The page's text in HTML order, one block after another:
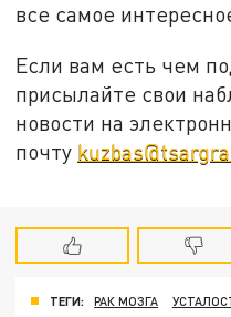
все самое
Если вам есть чем
присылайте свои
новости на
почту
ТЕГИ: РАК МОЗГА